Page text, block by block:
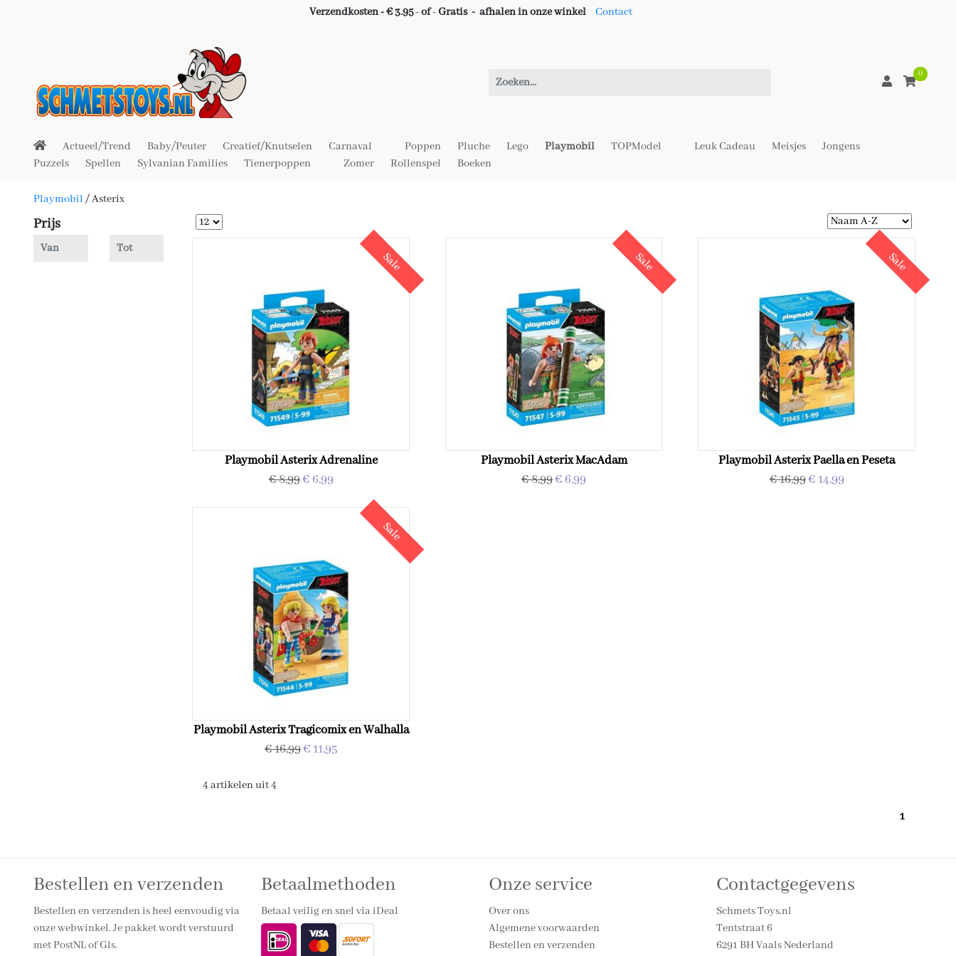
Verzendkosten - € 3.95-of-Gratis - afhalen in onze winkel Contact
0
Actueel/Trend Baby/Peuter Creatief/Knutselen Carnaval Poppen Pluche Lego Playmobil TOPModel Leuk Cadeau Meisjes
Jongens
Puzzels
Spellen Sylvanian Families Tienerpoppen Zomer Rollenspel Boeken
Playmobil /Asterix
Prijs
Sale
Playmobil Asterix Adrenaline
€ 8,99€ 6,99
Sale
Playmobil Asterix MacAdam
€ 8,99€ 6,99
Sale
Playmobil Asterix Paella en Peseta
€ 16,99€ 14,99
Sale
Playmobil Asterix Tragicomix en Walhalla
€ 16,99€ 11,95
4 artikelen uit 4
1
Bestellen en verzenden
Bestellen en verzenden is heel eenvoudig via
onze webwinkel. Je pakket wordt verstuurd
met PostNL of Gls.
Betaalmethoden
Betaal veilig en snel via iDeal
Onze service
Over ons
Algemene voorwaarden
Bestellen en verzenden
Contactgegevens
Schmets Toys.nl
Tentstraat 6
6291 BH Vaals Nederland